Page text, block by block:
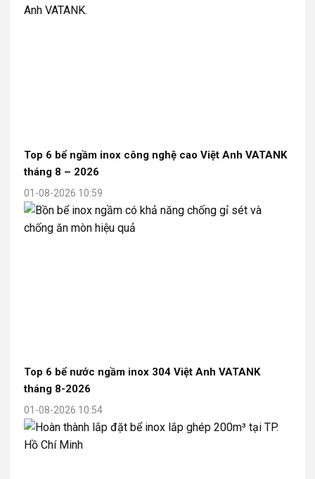
Top 6 bể ngầm inox công nghệ cao Việt Anh VATANK
tháng 8 – 2026
01-08-2026 10:59
Top 6 bể nước ngầm inox 304 Việt Anh VATANK
tháng 8-2026
01-08-2026 10:54